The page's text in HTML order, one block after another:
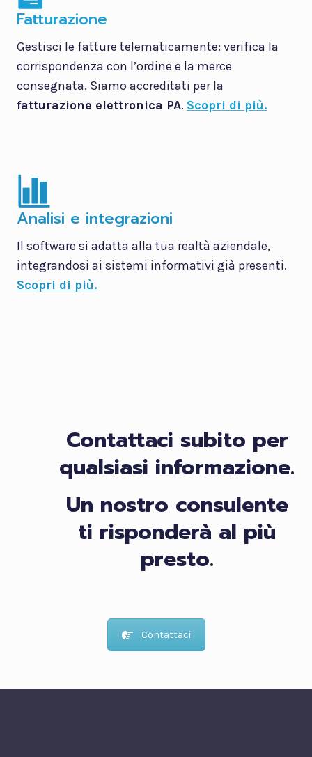
Fatturazione
Gestisci le fatture telematicamente: verifica la
corrispondenza con l’ordine e la merce
consegnata. Siamo accreditati per la
fatturazione elettronica PA. Scopri di più.
Analisi e integrazioni
Il software si adatta alla tua realtà aziendale,
integrandosi ai sistemi informativi già presenti.
Scopri di più.
Contattaci subito per
qualsiasi informazione.
Un nostro consulente
ti risponderà al più
presto.
Contattaci